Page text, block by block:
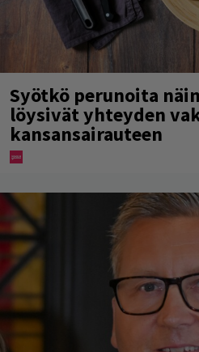
Syötkö perunoita
löysivät yhteyden
kansansairauteen